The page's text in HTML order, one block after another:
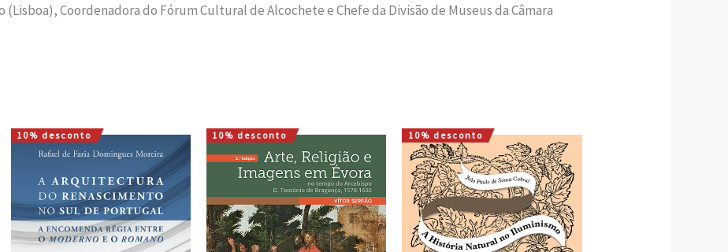
Coordenadora do Fórum Cultural de Alcochete e Chefe da Divisão de Museus da Câmara
10% desconto
O
preço
era:
25,44 €.
O
preço
é:
22,89 €.
10% desconto
O
preço
original
22,00 €.
O
preço
atual
é:
19,80 €.
10% desconto
O
preço
original
era:
20,00 €.
O
preço
atual
é:
18,00 €.